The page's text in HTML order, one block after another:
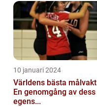
10 januari 2024
Världens bästa målvakt
En genomgång av dess
egens...